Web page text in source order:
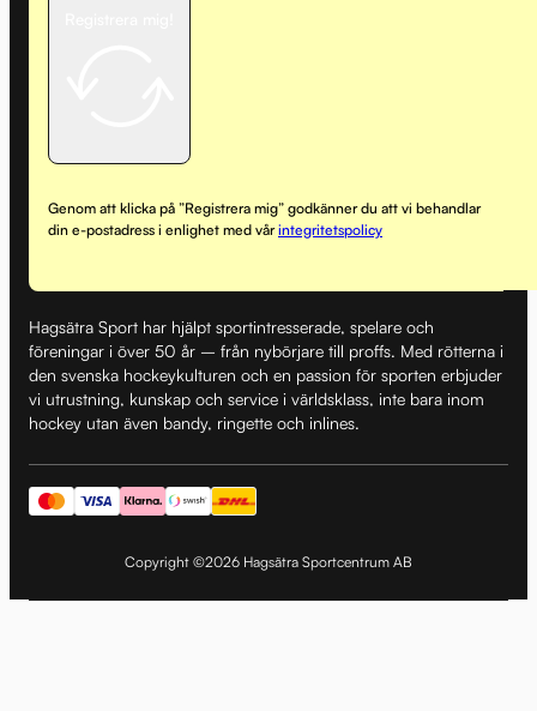
Genom att klicka på ”Registrera mig” godkänner du att vi behandlar
din e-postadress i enlighet med vårintegritetspolicy
Hagsätra Sport har hjälpt sportintresserade, spelare och
föreningar i över 50 år – från nybörjare till proffs. Med rötterna i
den svenska hockeykulturen och en passion för sporten erbjuder
vi utrustning, kunskap och service i världsklass, inte bara inom
hockey utan även bandy, ringette och inlines.
Copyright ©2026 Hagsätra Sportcentrum AB